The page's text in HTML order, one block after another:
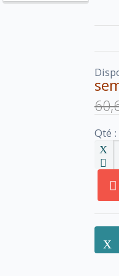
Qté :